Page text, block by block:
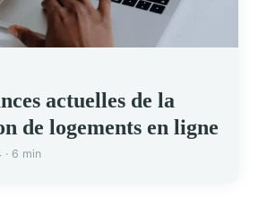
actuelles de la
de logements en ligne
6 min